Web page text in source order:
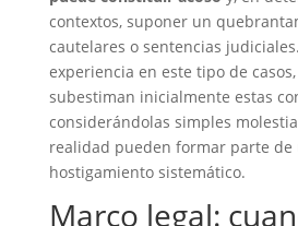
contextos, suponer un
cautelares o sentencias
experiencia en este tipo de
subestiman inicialmente estas
considerándolas simples
realidad pueden formar parte de
hostigamiento sistemático.
Marco legal: